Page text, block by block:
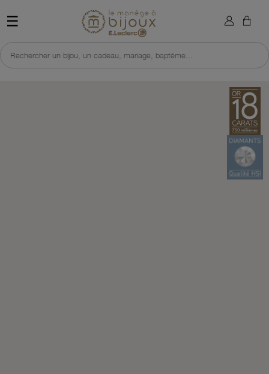
☰ Retour à l'accueil du site
Rechercher un bijou, un cadeau, mariage, baptême...
×